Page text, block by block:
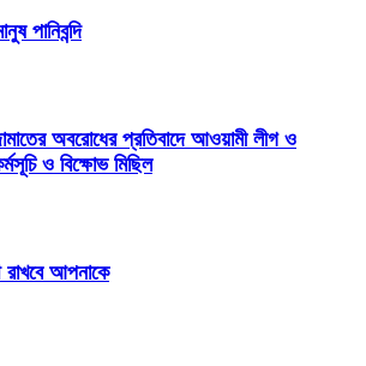
পানিবন্দি
অবরোধের প্রতিবাদে আওয়ামী লীগ ও
ও বিক্ষোভ মিছিল
রাখবে আপনাকে